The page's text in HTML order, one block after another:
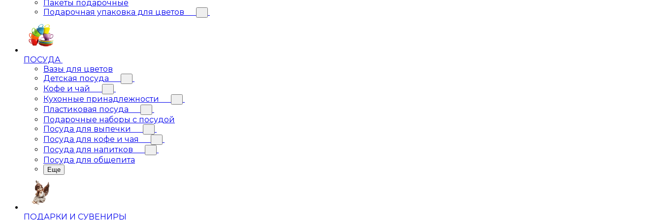
Пакеты подарочные
Подарочная упаковка для цветов
ПОСУДА
Вазы для цветов
Детская посуда
Кофе и чай
Кухонные принадлежности
Пластиковая посуда
Подарочные наборы с посудой
Посуда для выпечки
Посуда для кофе и чая
Посуда для напитков
Посуда для общепита
Еще
ПОДАРКИ И СУВЕНИРЫ